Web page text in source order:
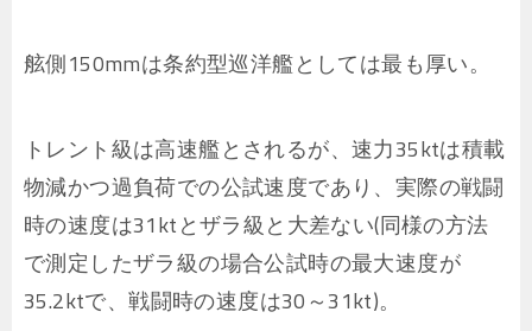
舷側150mmは条約型巡洋艦としては最も厚い。
トレント級は高速艦とされるが、速力35ktは積載
物減かつ過負荷での公試速度であり、実際の戦闘
時の速度は31ktとザラ級と大差ない(同様の方法
で測定したザラ級の場合公試時の最大速度が
35.2ktで、戦闘時の速度は30～31kt)。